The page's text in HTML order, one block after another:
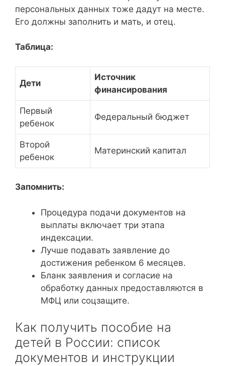
персональных данных тоже дадут на месте.
Его должны заполнить и мать, и отец.
Таблица:
Дети
Источник
финансирования
Первый
ребенок
Федеральный бюджет
Второй
ребенок
Материнский капитал
Запомнить:
Процедура подачи документов на
выплаты включает три этапа
индексации.
Лучше подавать заявление до
достижения ребенком 6 месяцев.
Бланк заявления и согласие на
обработку данных предоставляются в
МФЦ или соцзащите.
Как получить пособие на
детей в России: список
документов и инструкции